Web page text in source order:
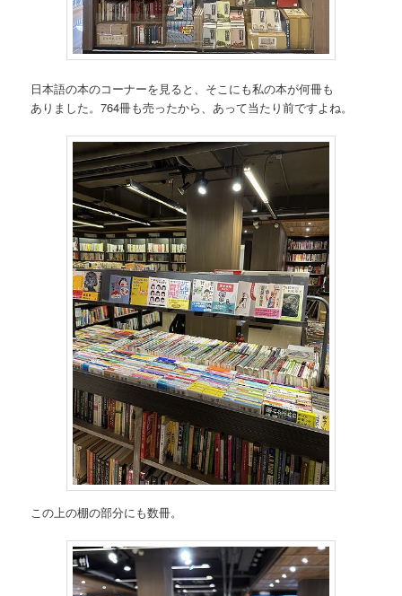
日本語の本のコーナーを見ると、そこにも私の本が何冊も
ありました。764冊も売ったから、あって当たり前ですよね。
この上の棚の部分にも数冊。